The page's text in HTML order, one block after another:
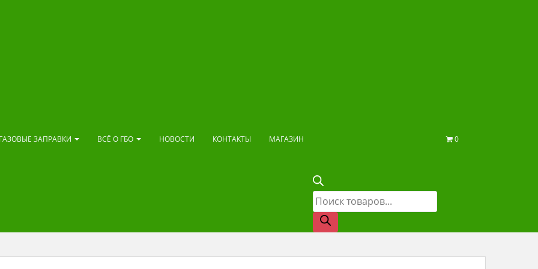
ГАЗОВЫЕ ЗАПРАВКИ ВСЁ О ГБО НОВОСТИ КОНТАКТЫ МАГАЗИН
Поиск
товаров
0